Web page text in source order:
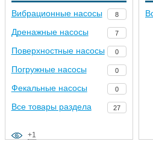
Вибрационные насосы 8
Дренажные насосы 7
Поверхностные насосы 0
Погружные насосы 0
Фекальные насосы 0
Все товары раздела 27
+1